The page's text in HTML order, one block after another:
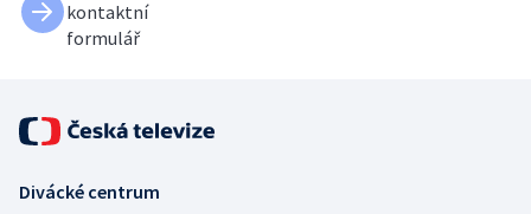
kontaktní
formulář
Divácké centrum